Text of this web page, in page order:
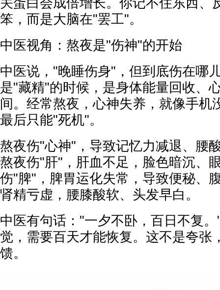
关蛋白会成倍增长。你记不住东西、
笨，而是大脑在"罢工"。
中医视角：熬夜是"伤神"的开始
中医说，"晚睡伤身"，但到底伤在哪
是"藏精"的时候，是身体能量回收、
间。经常熬夜，心神失养，就像手机
最后只能"死机"。
熬夜伤"心神"，导致记忆力减退、腰
熬夜伤"肝"，肝血不足，脸色暗沉、
伤"脾"，脾胃运化失常，导致便秘、
肾精亏虚，腰膝酸软、头发早白。
中医有句话："一夕不卧，百日不复
觉，需要百天才能恢复。这不是夸张
馈。